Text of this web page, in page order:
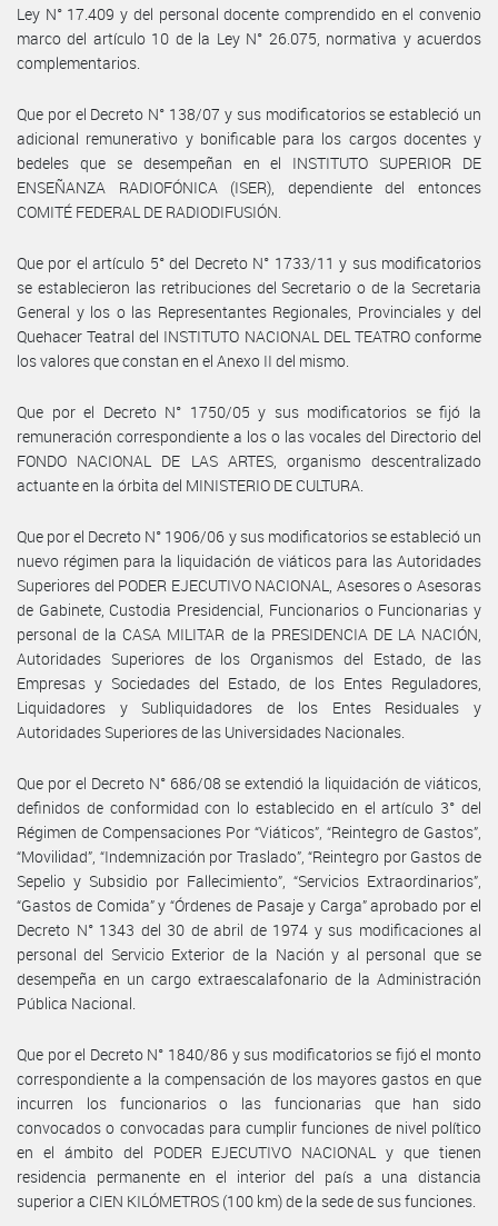
Ley N° 17.409 y del personal docente comprendido en el convenio
marco del artículo 10 de la Ley N° 26.075, normativa y acuerdos
complementarios.
Que por el Decreto N° 138/07 y sus modificatorios se estableció un
adicional remunerativo y bonificable para los cargos docentes y
bedeles que se desempeñan en el INSTITUTO SUPERIOR DE
ENSEÑANZA RADIOFÓNICA (ISER), dependiente del entonces
COMITÉ FEDERAL DE RADIODIFUSIÓN.
Que por el artículo 5° del Decreto N° 1733/11 y sus modificatorios
se establecieron las retribuciones del Secretario o de la Secretaria
General y los o las Representantes Regionales, Provinciales y del
Quehacer Teatral del INSTITUTO NACIONAL DEL TEATRO conforme
los valores que constan en el Anexo II del mismo.
Que por el Decreto N° 1750/05 y sus modificatorios se fijó la
remuneración correspondiente a los o las vocales del Directorio del
FONDO NACIONAL DE LAS ARTES, organismo descentralizado
actuante en la órbita del MINISTERIO DE CULTURA.
Que por el Decreto N° 1906/06 y sus modificatorios se estableció un
nuevo régimen para la liquidación de viáticos para las Autoridades
Superiores del PODER EJECUTIVO NACIONAL, Asesores o Asesoras
de Gabinete, Custodia Presidencial, Funcionarios o Funcionarias y
personal de la CASA MILITAR de la PRESIDENCIA DE LA NACIÓN,
Autoridades Superiores de los Organismos del Estado, de las
Empresas y Sociedades del Estado, de los Entes Reguladores,
Liquidadores y Subliquidadores de los Entes Residuales y
Autoridades Superiores de las Universidades Nacionales.
Que por el Decreto N° 686/08 se extendió la liquidación de viáticos,
definidos de conformidad con lo establecido en el artículo 3° del
Régimen de Compensaciones Por “Viáticos”, “Reintegro de Gastos”,
“Movilidad”, “Indemnización por Traslado”, “Reintegro por Gastos de
Sepelio y Subsidio por Fallecimiento”, “Servicios Extraordinarios”,
“Gastos de Comida” y “Órdenes de Pasaje y Carga” aprobado por el
Decreto N° 1343 del 30 de abril de 1974 y sus modificaciones al
personal del Servicio Exterior de la Nación y al personal que se
desempeña en un cargo extraescalafonario de la Administración
Pública Nacional.
Que por el Decreto N° 1840/86 y sus modificatorios se fijó el monto
correspondiente a la compensación de los mayores gastos en que
incurren los funcionarios o las funcionarias que han sido
convocados o convocadas para cumplir funciones de nivel político
en el ámbito del PODER EJECUTIVO NACIONAL y que tienen
residencia permanente en el interior del país a una distancia
superior a CIEN KILÓMETROS (100 km) de la sede de sus funciones.